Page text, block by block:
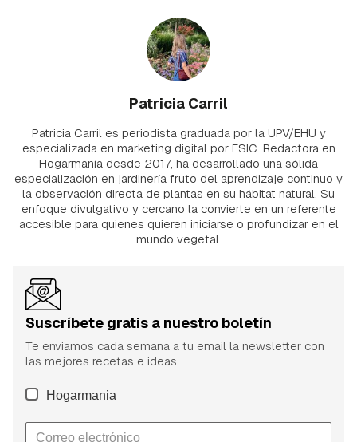
Patricia Carril
Patricia Carril es periodista graduada por la UPV/EHU y
especializada en marketing digital por ESIC. Redactora en
Hogarmanía desde 2017, ha desarrollado una sólida
especialización en jardinería fruto del aprendizaje continuo y
la observación directa de plantas en su hábitat natural. Su
enfoque divulgativo y cercano la convierte en un referente
accesible para quienes quieren iniciarse o profundizar en el
mundo vegetal.
Suscríbete gratis a nuestro boletín
Te enviamos cada semana a tu email la newsletter con
las mejores recetas e ideas.
Hogarmania